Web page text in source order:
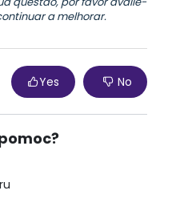
a melhorar.
Yes No